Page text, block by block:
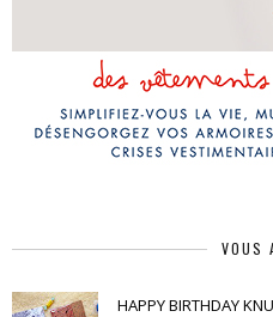
VOUS
HAPPY BIRTHDAY